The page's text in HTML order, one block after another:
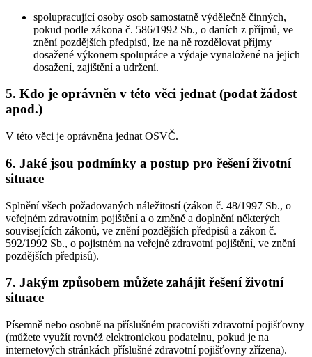
spolupracující osoby osob samostatně výdělečně činných,
pokud podle zákona č. 586/1992 Sb., o daních z příjmů, ve
znění pozdějších předpisů, lze na ně rozdělovat příjmy
dosažené výkonem spolupráce a výdaje vynaložené na jejich
dosažení, zajištění a udržení.
5. Kdo je oprávněn v této věci jednat (podat žádost
apod.)
V této věci je oprávněna jednat OSVČ.
6. Jaké jsou podmínky a postup pro řešení životní
situace
Splnění všech požadovaných náležitostí (zákon č. 48/1997 Sb., o
veřejném zdravotním pojištění a o změně a doplnění některých
souvisejících zákonů, ve znění pozdějších předpisů a zákon č.
592/1992 Sb., o pojistném na veřejné zdravotní pojištění, ve znění
pozdějších předpisů).
7. Jakým způsobem můžete zahájit řešení životní
situace
Písemně nebo osobně na příslušném pracovišti zdravotní pojišťovny
(můžete využít rovněž elektronickou podatelnu, pokud je na
internetových stránkách příslušné zdravotní pojišťovny zřízena).